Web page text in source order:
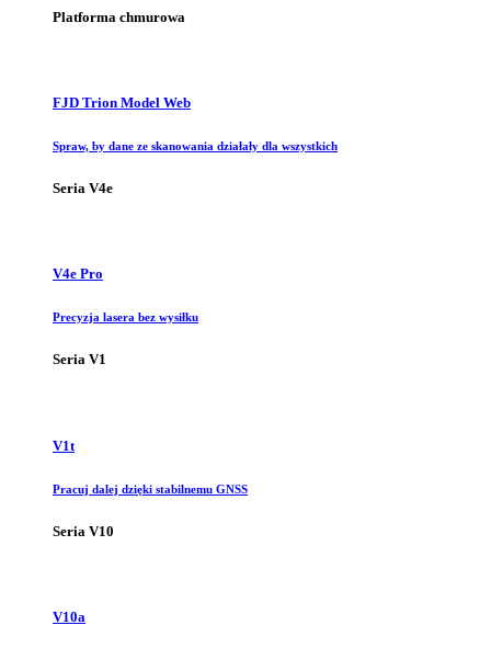
Platforma chmurowa
FJD Trion Model Web
Spraw, by dane ze skanowania działały dla wszystkich
Seria V4e
V4e Pro
Precyzja lasera bez wysiłku
Seria V1
V1t
Pracuj dalej dzięki stabilnemu GNSS
Seria V10
V10a